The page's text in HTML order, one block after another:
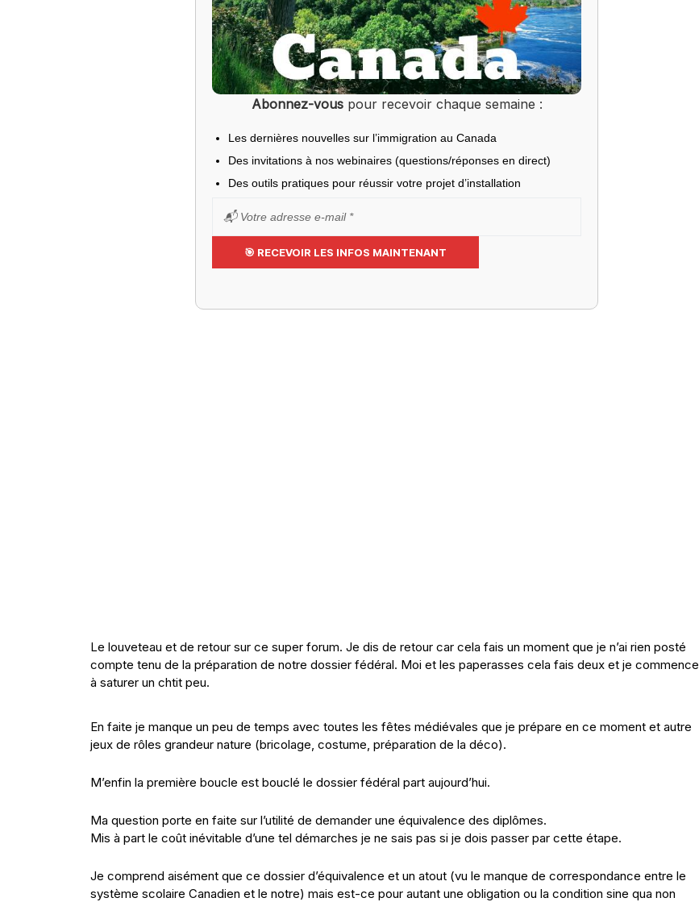
Abonnez-vouspour recevoir chaque semaine :
Les dernières nouvelles sur l’immigration au Canada
Des invitations à nos webinaires (questions/réponses en direct)
Des outils pratiques pour réussir votre projet d’installation
Le louveteau et de retour sur ce super forum. Je dis de retour car cela fais un moment que je n’ai rien posté
compte tenu de la préparation de notre dossier fédéral. Moi et les paperasses cela fais deux et je commence
à saturer un chtit peu.
En faite je manque un peu de temps avec toutes les fêtes médiévales que je prépare en ce moment et autre
jeux de rôles grandeur nature (bricolage, costume, préparation de la déco).
M’enfin la première boucle est bouclé le dossier fédéral part aujourd’hui.
Ma question porte en faite sur l’utilité de demander une équivalence des diplômes.
Mis à part le coût inévitable d’une tel démarches je ne sais pas si je dois passer par cette étape.
Je comprend aisément que ce dossier d’équivalence et un atout (vu le manque de correspondance entre le
système scolaire Canadien et le notre) mais est-ce pour autant une obligation ou la condition sine qua non